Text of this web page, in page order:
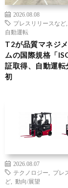
2026.08.08
プレスリリースなど
自動運転
T2が品質マネジ
ムの国際規格「
証取得、自動運転
初
2026.08.07
テクノロジー
プレ
ど
動向/展望